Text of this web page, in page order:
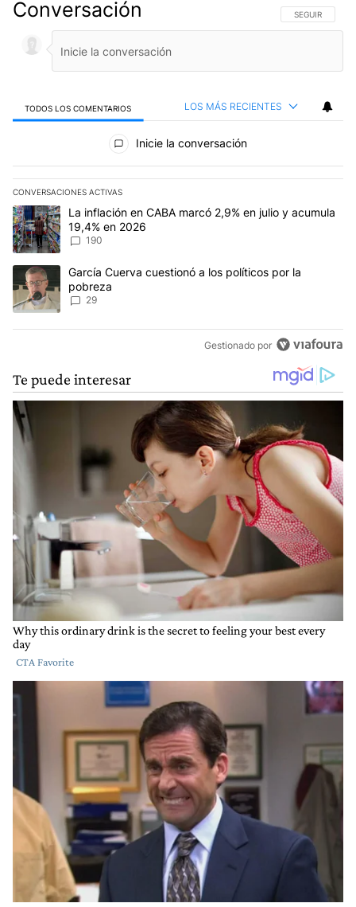
Conversación SIGA ESTA
SEGUIR
TODOS LOS COMENTARIOS LOS MÁS RECIENTES
Todos los comentarios
Inicie la conversación
CONVERSACIONES ACTIVAS
Este listado muestra los artículos con más comentarios en los
Un artículo de tendencia con el título "La inflación en CABA
La inflación en CABA marcó 2,9% en julio y acumula
19,4% en 2026
190
Un artículo de tendencia con el título "García Cuerva cuestionó
García Cuerva cuestionó a los políticos por la
pobreza
29
Gestionado por